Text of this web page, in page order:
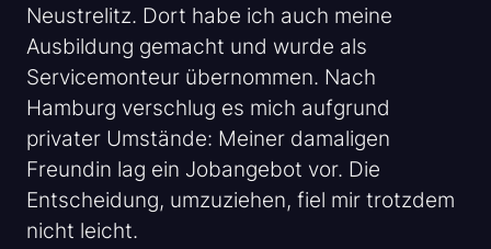
Neustrelitz. Dort habe ich auch meine
Ausbildung gemacht und wurde als
Servicemonteur übernommen. Nach
Hamburg verschlug es mich aufgrund
privater Umstände: Meiner damaligen
Freundin lag ein Jobangebot vor. Die
Entscheidung, umzuziehen, fiel mir trotzdem
nicht leicht.